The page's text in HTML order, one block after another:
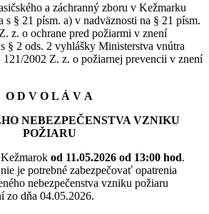
a záchranný zboru v Kežmarku
s § 21 písm. a) v nadväznosti na § 21 písm.
z. o ochrane pred požiarmi v znení
§ 2 ods. 2 vyhlášky Ministerstva vnútra
2002 Z. z. o požiarnej prevencii v znení
O D V O L Á V A
NEBEZPEČENSTVA VZNIKU
POŽIARU
od 11.05.2026 od 13:00 hod.
je potrebné zabezpečovať opatrenia
nebezpečenstva vzniku požiaru
zo dňa 04.05.2026.